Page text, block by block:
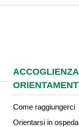
Come raggiungerci
Orientarsi in